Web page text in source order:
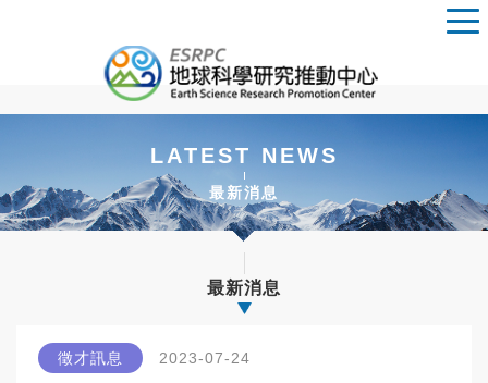
LATEST NEWS
最新消息
最新消息
徵才訊息 2023-07-24